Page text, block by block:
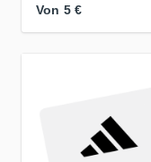
Von 5 €